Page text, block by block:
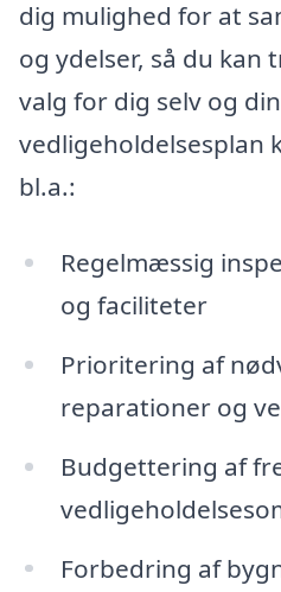
dig mulighed for at
og ydelser, så du
valg for dig selv og
vedligeholdelsesplan
bl.a.:
Regelmæssig
og faciliteter
Prioritering af
reparationer og
Budgettering af
Forbedring af